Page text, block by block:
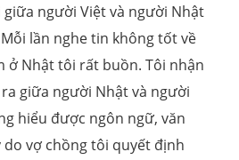
người Việt và người Nhật
lần nghe tin không tốt về
ở Nhật tôi rất buồn. Tôi nhận
giữa người Nhật và người
hiểu được ngôn ngữ, văn
vợ chồng tôi quyết định